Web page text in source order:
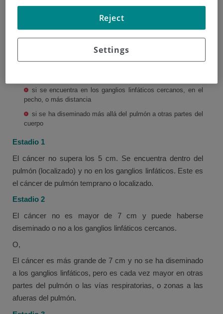
para los cánceres de pulmón de células pequeñas y los
cánceres pulmón de células no pequeñas. Se ve:
si se encuentra en los ganglios linfáticos cercanos, en el
pecho, o más distancia
si se ha diseminado más allá del pulmón a otras partes del
cuerpo
Estadio 1
El cáncer no supera los 5 cm. Se encuentra dentro del
pulmón (localizado) y no en los ganglios linfáticos. Este es
el cáncer de pulmón temprano o localizado.
Estadio 2
El cáncer no es mayor de 7 cm y puede haberse
diseminado o no a los ganglios linfáticos cercanos.
O,
El cáncer es más grande de 7 cm y no se ha diseminado
a los ganglios linfáticos, pero es cada vez mayor en otras
partes del pulmón o las vías respiratorias, o zonas a las
afueras del pulmón.
Settings
Reject